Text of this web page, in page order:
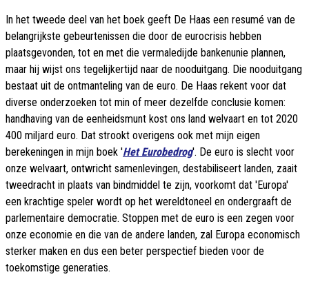
In het tweede deel van het boek geeft De Haas een resumé van de
belangrijkste gebeurtenissen die door de eurocrisis hebben
plaatsgevonden, tot en met die vermaledijde bankenunie plannen,
maar hij wijst ons tegelijkertijd naar de nooduitgang. Die nooduitgang
bestaat uit de ontmanteling van de euro. De Haas rekent voor dat
diverse onderzoeken tot min of meer dezelfde conclusie komen:
handhaving van de eenheidsmunt kost ons land welvaart en tot 2020
400 miljard euro. Dat strookt overigens ook met mijn eigen
berekeningen in mijn boek 'Het Eurobedrog'. De euro is slecht voor
onze welvaart, ontwricht samenlevingen, destabiliseert landen, zaait
tweedracht in plaats van bindmiddel te zijn, voorkomt dat 'Europa'
een krachtige speler wordt op het wereldtoneel en ondergraaft de
parlementaire democratie. Stoppen met de euro is een zegen voor
onze economie en die van de andere landen, zal Europa economisch
sterker maken en dus een beter perspectief bieden voor de
toekomstige generaties.